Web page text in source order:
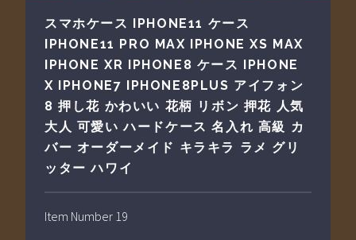
スマホケース IPHONE11 ケース
IPHONE11 PRO MAX IPHONE XS MAX
IPHONE XR IPHONE8 ケース IPHONE
X IPHONE7 IPHONE8PLUS アイフォン
8 押し花 かわいい 花柄 リボン 押花 人気
大人 可愛い ハードケース 名入れ 高級 カ
バー オーダーメイド キラキラ ラメ グリ
ッター ハワイ
Item Number 19